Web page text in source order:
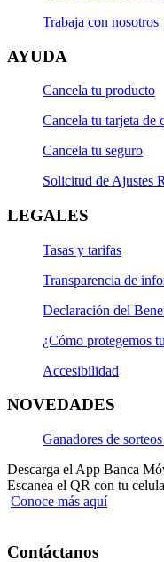
Trabaja con nosotros
AYUDA
Cancela tu producto
Cancela tu tarjeta de
Cancela tu seguro
Solicitud de Ajustes
LEGALES
Tasas y tarifas
Transparencia de
Declaración del
¿Cómo protegemos
Accesibilidad
NOVEDADES
Ganadores de
Descarga el App Banca
Escanea el QR con tu
Conoce más aquí
Contáctanos